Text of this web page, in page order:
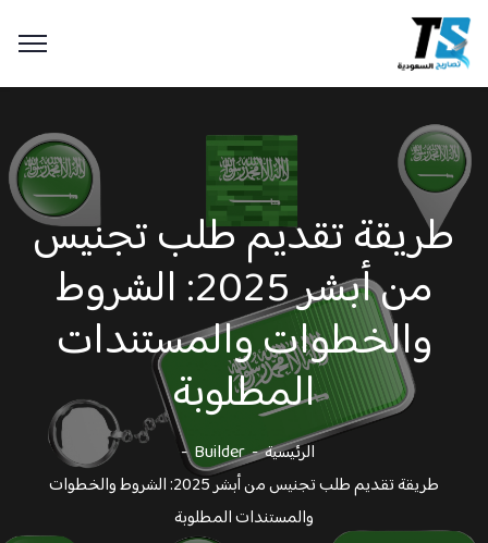
طريقة تقديم طلب تجنيس
من أبشر 2025: الشروط
والخطوات والمستندات
المطلوبة
الرئيسية
Builder
طريقة تقديم طلب تجنيس من أبشر 2025: الشروط والخطوات
والمستندات المطلوبة